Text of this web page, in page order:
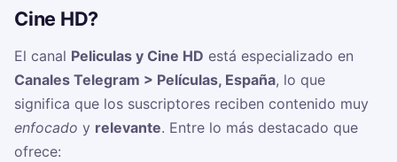
Cine HD?
El canal Peliculas y Cine HD está especializado en
Canales Telegram > Películas, España, lo que
significa que los suscriptores reciben contenido muy
enfocado y relevante. Entre lo más destacado que
ofrece: